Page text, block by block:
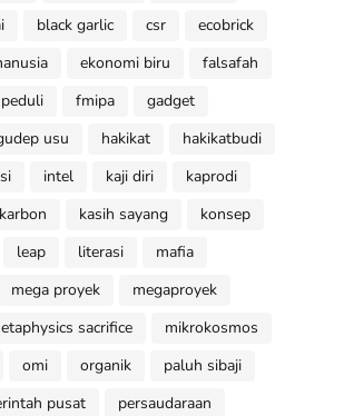
black garlic csr
ecobrick
ekonomi biru
falsafah
fmipa
gadget
usu hakikat
hakikatbudi
intel kaji diri
kaprodi
karbon kasih sayang
konsep
leap literasi
mafia
mega proyek
megaproyek
sacrifice
mikrokosmos
omi organik
paluh sibaji
pusat
persaudaraan